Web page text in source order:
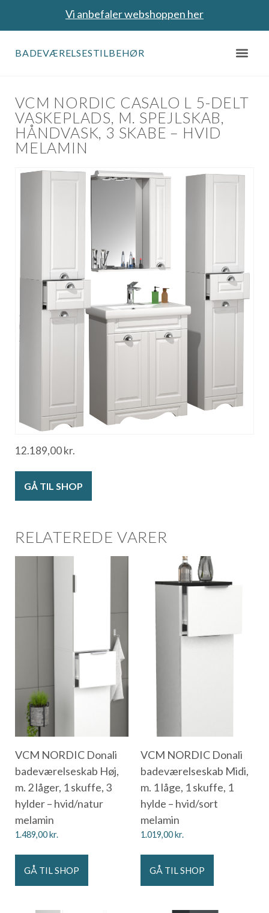
Vi anbefaler webshoppen her
BADEVÆRELSESTILBEHØR
VCM NORDIC CASALO L 5-DELT
VASKEPLADS, M. SPEJLSKAB,
HÅNDVASK, 3 SKABE – HVID
MELAMIN
12.189,00kr.
GÅ TIL SHOP
RELATEREDE VARER
VCM NORDIC Donali
badeværelseskab Høj,
m. 2 låger, 1 skuffe, 3
hylder – hvid/natur
melamin
1.489,00kr.
GÅ TIL SHOP
VCM NORDIC Donali
badeværelseskab Midi,
m. 1 låge, 1 skuffe, 1
hylde – hvid/sort
melamin
1.019,00kr.
GÅ TIL SHOP